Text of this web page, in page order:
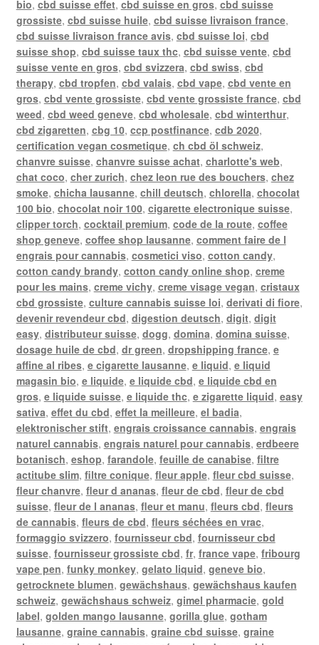
bio, cbd suisse effet, cbd suisse en gros, cbd suisse
grossiste, cbd suisse huile, cbd suisse livraison france,
cbd suisse livraison france avis, cbd suisse loi, cbd
suisse shop, cbd suisse taux thc, cbd suisse vente, cbd
suisse vente en gros, cbd svizzera, cbd swiss, cbd
therapy, cbd tropfen, cbd valais, cbd vape, cbd vente en
gros, cbd vente grossiste, cbd vente grossiste france, cbd
weed, cbd weed geneve, cbd wholesale, cbd winterthur,
cbd zigaretten, cbg 10, ccp postfinance, cdb 2020,
certification vegan cosmetique, ch cbd öl schweiz,
chanvre suisse, chanvre suisse achat, charlotte's web,
chat coco, cher zurich, chez leon rue des bouchers, chez
smoke, chicha lausanne, chill deutsch, chlorella, chocolat
100 bio, chocolat noir 100, cigarette electronique suisse,
clipper torch, cocktail premium, code de la route, coffee
shop geneve, coffee shop lausanne, comment faire de l
engrais pour cannabis, cosmetici viso, cotton candy,
cotton candy brandy, cotton candy online shop, creme
pour les mains, creme vichy, creme visage vegan, cristaux
cbd grossiste, culture cannabis suisse loi, derivati di fiore,
devenir revendeur cbd, digestion deutsch, digit, digit
easy, distributeur suisse, dogg, domina, domina suisse,
dosage huile de cbd, dr green, dropshipping france, e
affine al ribes, e cigarette lausanne, e liquid, e liquid
magasin bio, e liquide, e liquide cbd, e liquide cbd en
gros, e liquide suisse, e liquide thc, e zigarette liquid, easy
sativa, effet du cbd, effet la meilleure, el badia,
elektronischer stift, engrais croissance cannabis, engrais
naturel cannabis, engrais naturel pour cannabis, erdbeere
botanisch, eshop, farandole, feuille de canabise, filtre
actitube slim, filtre conique, fleur apple, fleur cbd suisse,
fleur chanvre, fleur d ananas, fleur de cbd, fleur de cbd
suisse, fleur de l ananas, fleur et manu, fleurs cbd, fleurs
de cannabis, fleurs de cbd, fleurs séchées en vrac,
formaggio svizzero, fournisseur cbd, fournisseur cbd
suisse, fournisseur grossiste cbd, fr, france vape, fribourg
vape pen, funky monkey, gelato liquid, geneve bio,
getrocknete blumen, gewächshaus, gewächshaus kaufen
schweiz, gewächshaus schweiz, gimel pharmacie, gold
label, golden mango lausanne, gorilla glue, gotham
lausanne, graine cannabis, graine cbd suisse, graine